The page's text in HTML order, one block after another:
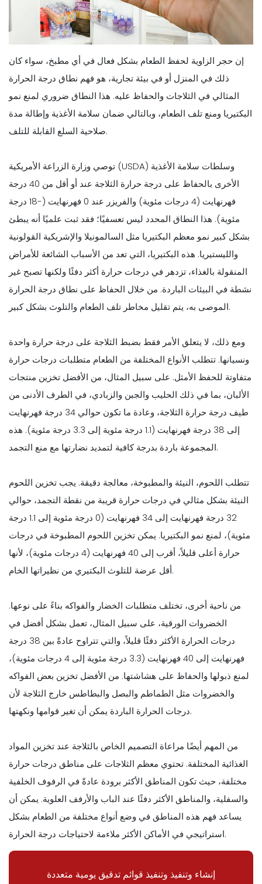
إن حجر الزاوية لحفظ الطعام بشكل فعال في أي مطبخ، سواء كان
ذلك في المنزل أو في بيئة تجارية، هو فهم نطاق درجة الحرارة
المثالي في الثلاجات والحفاظ عليه. هذا النطاق ضروري لمنع نمو
البكتيريا ومنع تلف الطعام، وبالتالي ضمان سلامة الأغذية وإطالة مدة
صلاحية السلع القابلة للتلف.
توصي وزارة الزراعة الأمريكية (USDA) وسلطات سلامة الأغذية
الأخرى بالحفاظ على درجة حرارة الثلاجة عند أو أقل من 40 درجة
فهرنهايت (4 درجات مئوية) والفريزر عند 0 فهرنهايت (-18 درجة
مئوية). هذا النطاق المحدد ليس تعسفيًا؛ فقد ثبت علميًا أنه يبطئ
بشكل كبير نمو معظم البكتيريا مثل السالمونيلا والإشريكية القولونية
والليستيريا. هذه البكتيريا، التي تعد من الأسباب الشائعة للأمراض
المنقولة بالغذاء، تزدهر في درجات حرارة أكثر دفئًا ولكنها تصبح غير
نشطة في البيئات الباردة. من خلال الحفاظ على نطاق درجة الحرارة
الموصى به، يتم تقليل مخاطر تلف الطعام والتلوث بشكل كبير.
ومع ذلك، لا يتعلق الأمر فقط بضبط الثلاجة على درجة حرارة واحدة
ونسيانها. تتطلب الأنواع المختلفة من الطعام متطلبات درجات حرارة
متفاوتة للحفظ الأمثل. على سبيل المثال، من الأفضل تخزين منتجات
الألبان، بما في ذلك الحليب والجبن والزبادي، في الطرف الأدنى من
طيف درجة حرارة الثلاجة، وعادة ما تكون حوالي 34 درجة فهرنهايت
إلى 38 درجة فهرنهايت (1.1 درجة مئوية إلى 3.3 درجة مئوية). هذه
المجموعة باردة بدرجة كافية لتمديد نضارتها مع منع التجمد.
تتطلب اللحوم، النيئة والمطبوخة، معالجة دقيقة. يجب تخزين اللحوم
النيئة بشكل مثالي في درجات حرارة قريبة من نقطة التجمد، حوالي
32 درجة فهرنهايت إلى 34 فهرنهايت (0 درجة مئوية إلى 1.1 درجة
مئوية)، لمنع نمو البكتيريا. يمكن تخزين اللحوم المطبوخة في درجات
حرارة أعلى قليلاً، أقرب إلى 40 فهرنهايت (4 درجات مئوية)، لأنها
أقل عرضة للتلوث البكتيري من نظيراتها الخام.
من ناحية أخرى، تختلف متطلبات الخضار والفواكه بناءً على نوعها.
الخضروات الورقية، على سبيل المثال، تعمل بشكل أفضل في
درجات الحرارة الأكثر دفئًا قليلاً، والتي تتراوح عادةً بين 38 درجة
فهرنهايت إلى 40 فهرنهايت (3.3 درجة مئوية إلى 4 درجات مئوية)،
لمنع ذبولها والحفاظ على هشاشتها. من الأفضل تخزين بعض الفواكه
والخضروات مثل الطماطم والبصل والبطاطس خارج الثلاجة لأن
درجات الحرارة الباردة يمكن أن تغير قوامها ونكهتها.
من المهم أيضًا مراعاة التصميم الخاص بالثلاجة عند تخزين المواد
الغذائية المختلفة. تحتوي معظم الثلاجات على مناطق درجات حرارة
مختلفة، حيث تكون المناطق الأكثر برودة عادةً في الرفوف الخلفية
والسفلية، والمناطق الأكثر دفئًا عند الباب والأرفف العلوية. يمكن أن
يساعد فهم هذه المناطق في وضع أنواع مختلفة من الطعام بشكل
استراتيجي في الأماكن الأكثر ملاءمة لاحتياجات درجة الحرارة.
إنشاء وتنفيذ وتنفيذ قوائم تدقيق يومية متعددة